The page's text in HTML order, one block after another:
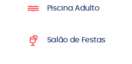
Piscina Adulto
Salão de Festas